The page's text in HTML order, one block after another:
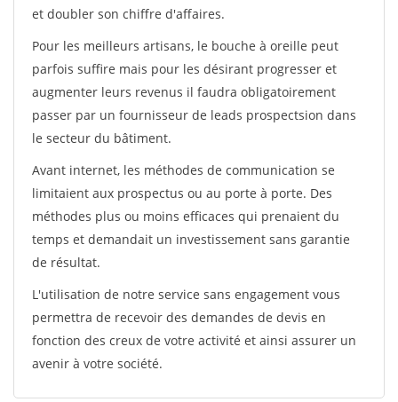
et doubler son chiffre d'affaires.
Pour les meilleurs artisans, le bouche à oreille peut
parfois suffire mais pour les désirant progresser et
augmenter leurs revenus il faudra obligatoirement
passer par un fournisseur de leads prospectsion dans
le secteur du bâtiment.
Avant internet, les méthodes de communication se
limitaient aux prospectus ou au porte à porte. Des
méthodes plus ou moins efficaces qui prenaient du
temps et demandait un investissement sans garantie
de résultat.
L'utilisation de notre service sans engagement vous
permettra de recevoir des demandes de devis en
fonction des creux de votre activité et ainsi assurer un
avenir à votre société.